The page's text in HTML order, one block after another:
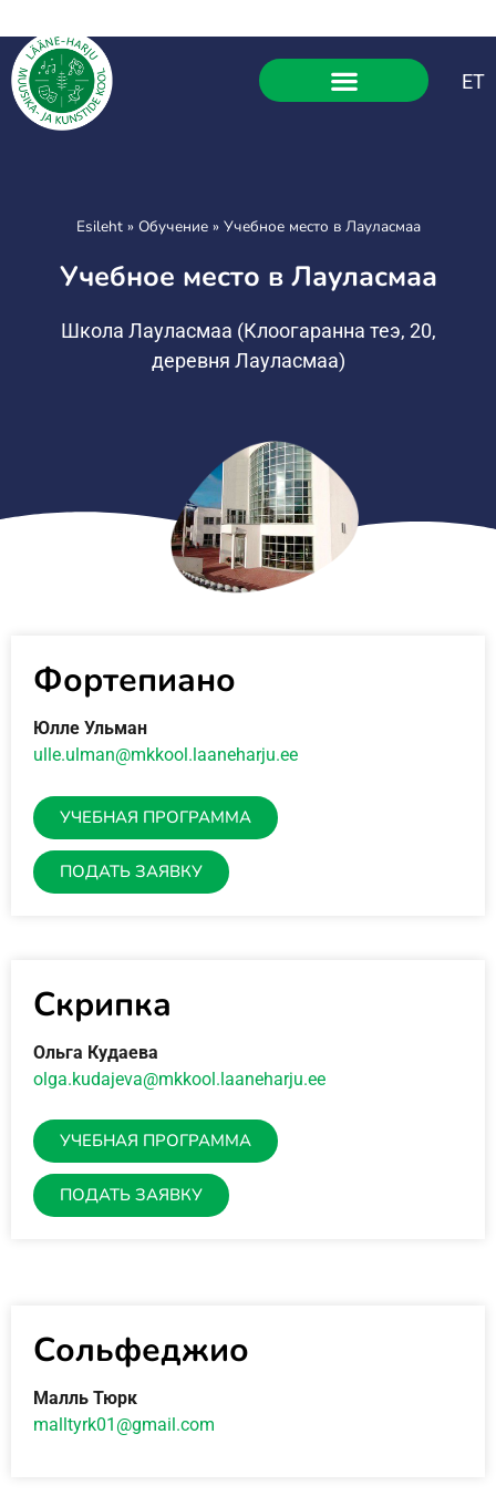
ET
Esileht» Обучение» Учебное место в Лауласмаа
Учебное место в Лауласмаа
Школа Лауласмаа (Клоогаранна теэ, 20,
деревня Лауласмаа)
Фортепиано
Юлле Ульман
ulle.ulman@mkkool.laaneharju.ee
УЧЕБНАЯ ПРОГРАММА
ПОДАТЬ ЗАЯВКУ
Скрипка
Ольга Кудаева
olga.kudajeva@mkkool.laaneharju.ee
УЧЕБНАЯ ПРОГРАММА
ПОДАТЬ ЗАЯВКУ
Сольфеджио
Малль Тюрк
malltyrk01@gmail.com